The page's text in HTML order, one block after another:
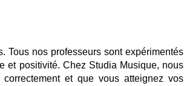
Tous nos professeurs sont expérimentés
et positivité. Chez Studia Musique, nous
et que vous atteignez vos